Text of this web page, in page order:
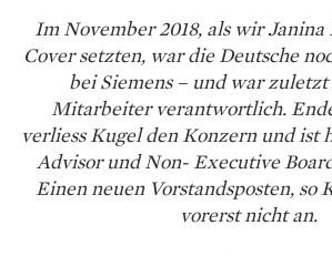
Im November 2018, als wir Janina
Cover setzten, war die Deutsche
bei Siemens – und war
Mitarbeiter verantwortlich.
verliess Kugel den Konzern und ist
Advisor und Non- Executive
Einen neuen Vorstandsposten, so
vorerst nicht an.